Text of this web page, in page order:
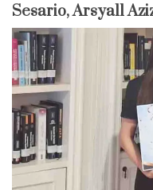
Sesario, Arsyall